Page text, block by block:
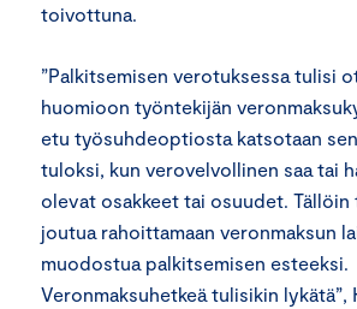
toivottuna.
”Palkitsemisen verotuksessa tulisi
huomioon työntekijän
etu työsuhdeoptiosta katsotaan
tuloksi, kun verovelvollinen saa tai
olevat osakkeet tai osuudet.
joutua rahoittamaan veronmaksun
muodostua palkitsemisen esteeksi.
Veronmaksuhetkeä tulisikin lykätä”,